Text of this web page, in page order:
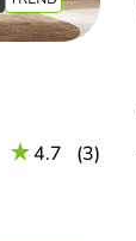
4.7 (3)